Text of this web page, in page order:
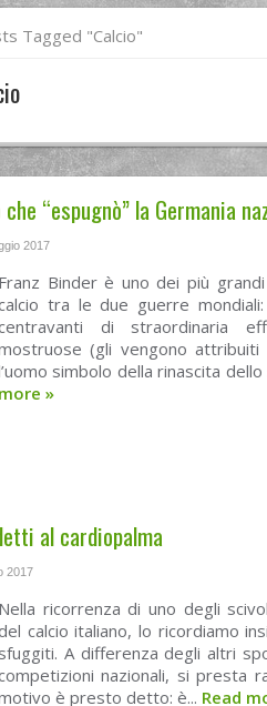
Tagged "calcio"
“espugnò” la Germania
2017
Franz Binder è uno dei più
tra le due guerre
di straordinaria
(gli vengono
simbolo della rinascita
more »
al cardiopalma
2017
Nella ricorrenza di uno degli
calcio italiano, lo ricordiamo
sfuggiti. A differenza degli altri
nazionali, si presta
è presto detto: è... Read